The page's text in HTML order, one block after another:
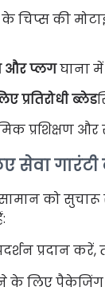
चिप्स की
और प्लगघाना
प्रतिरोधी ब्लेड
प्रशिक्षण
सेवा
को
प्रदान
लिए पैकेजिंग